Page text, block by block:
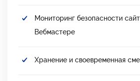
Мониторинг безопасности
Вебмастере
Хранение и своевременная